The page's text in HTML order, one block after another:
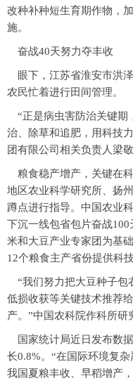
改种补种短生育期作物，
施。
奋战40天努力夺丰收
眼下，江苏省淮安市洪
农民忙着进行田间管理。
“正是病虫害防治关键期
治、除草和追肥，用科技
团有限公司相关负责人梁敬
粮食稳产增产，关键在
地区农业科学研究所、扬
蹲点进行指导。中国农业
下沉一线包省包片奋战
米和大豆产业专家团为基
12个粮食主产省份提供科技
“我们努力把大豆种子包
低损收获等关键技术推荐
产。”中国农科院作科所研
国家统计局近日发布数
长0.8%。“在国际环境复
我国夏粮丰收、早稻增产